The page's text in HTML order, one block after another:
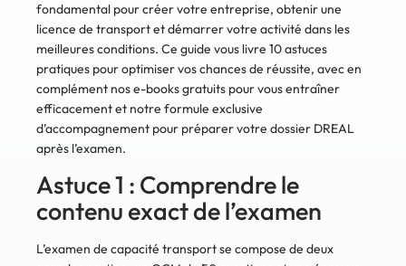
fondamental pour créer votre entreprise, obtenir une
licence de transport et démarrer votre activité dans les
meilleures conditions. Ce guide vous livre 10 astuces
pratiques pour optimiser vos chances de réussite, avec en
complément nos e-books gratuits pour vous entraîner
efficacement et notre formule exclusive
d’accompagnement pour préparer votre dossier DREAL
après l’examen.
Astuce 1 : Comprendre le
contenu exact de l’examen
L’examen de capacité transport se compose de deux